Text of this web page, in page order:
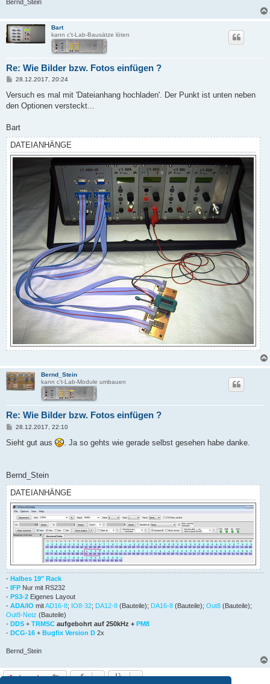
Bernd_Stein
Bart
kann c't-Lab-Bausätze löten
Re: Wie Bilder bzw. Fotos einfügen ?
B
i
r
28.12.2017, 20:24
Versuch es mal mit 'Dateianhang hochladen'. Der Punkt ist unten neben
den Optionen versteckt...
Bart
DATEIANHÄNGE
Bernd_Stein
kann c't-Lab-Module umbauen
Re: Wie Bilder bzw. Fotos einfügen ?
B
i
28.12.2017, 22:10
Sieht gut aus . Ja so gehts wie gerade selbst gesehen habe danke.
Bernd_Stein
DATEIANHÄNGE
- Halbes 19" Rack
- IFP Nur mit RS232
- PS3-2 Eigenes Layout
- ADA/IO mitAD16-8; IO8-32; DA12-8 (Bauteile); DA16-8 (Bauteile); Out8 (Bauteile);
Out8-Netz (Bauteile)
- DDS + TRMSC aufgebohrt auf 250kHz + PM8
- DCG-16 + Bugfix Version D 2x
Bernd_Stein
Antworten